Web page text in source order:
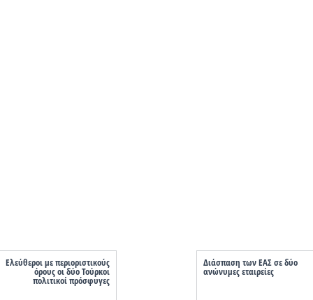
Ελεύθεροι με περιοριστικούς
όρους οι δύο Τούρκοι
πολιτικοί πρόσφυγες
Διάσπαση των ΕΑΣ σε δύο
ανώνυμες εταιρείες